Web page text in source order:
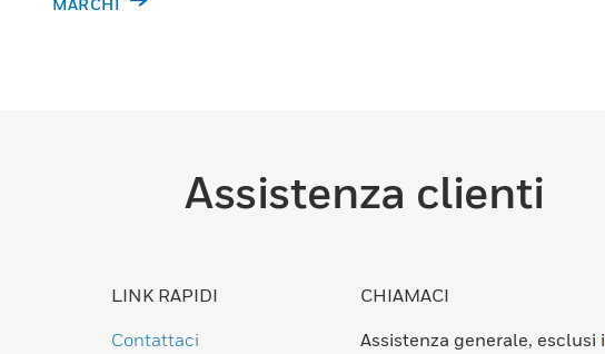
MARCHI
Assistenza clienti
LINK RAPIDI
Contattaci
CHIAMACI
Assistenza generale, esclusi i